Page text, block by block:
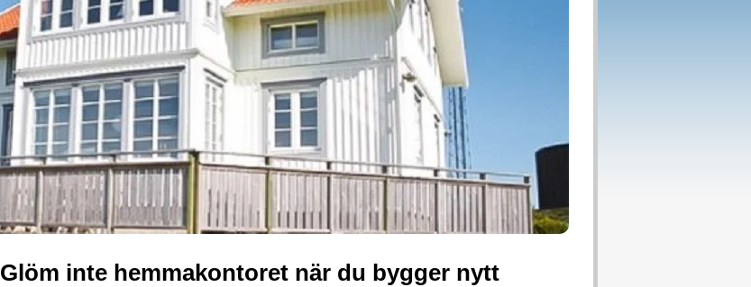
Glöm inte hemmakontoret när du bygger nytt